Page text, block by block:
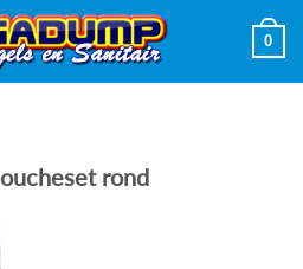
0
rond